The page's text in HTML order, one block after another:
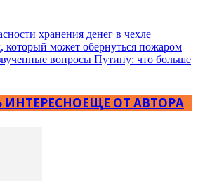
хранения денег в чехле
который может обернуться пожаром
вопросы Путину: что больше
ИНТЕРЕСНОЕЩЕ ОТ АВТОРА